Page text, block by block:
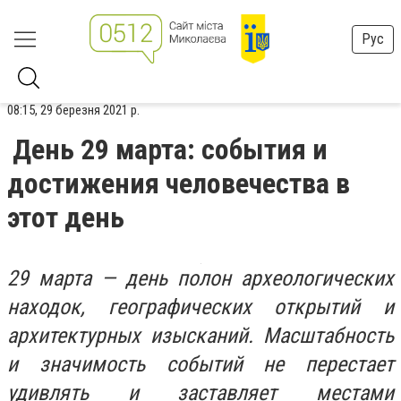
Рус
08:15, 29 березня 2021 р.
День 29 марта: события и
достижения человечества в
этот день
29 марта — день полон археологических
находок, географических открытий и
архитектурных изысканий. Масштабность
и значимость событий не перестает
удивлять и заставляет местами